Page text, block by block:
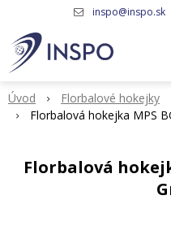
inspo@inspo.sk
Úvod Florbalové hokejky
Florbalová hokejka MPS
Florbalová